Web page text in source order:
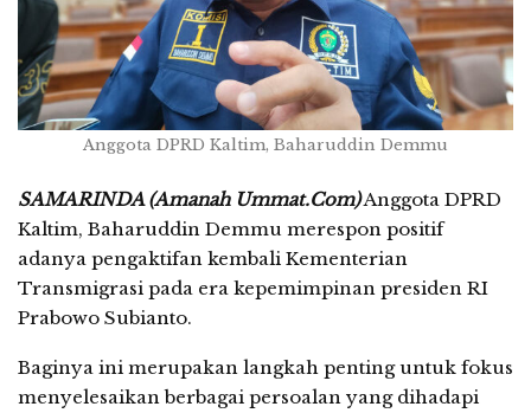
Anggota DPRD Kaltim, Baharuddin Demmu
SAMARINDA (Amanah Ummat.Com)Anggota DPRD
Kaltim, Baharuddin Demmu merespon positif
adanya pengaktifan kembali Kementerian
Transmigrasi pada era kepemimpinan presiden RI
Prabowo Subianto.
Baginya ini merupakan langkah penting untuk fokus
menyelesaikan berbagai persoalan yang dihadapi